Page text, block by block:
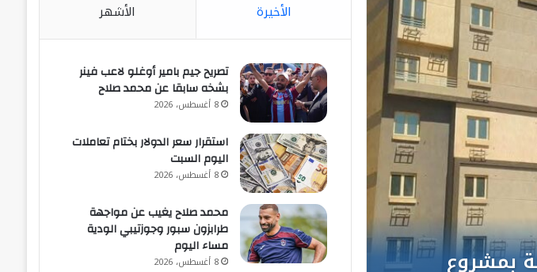
الأخيرة الأشهر
تصريح جيم بامير أوغلو لاعب فينر
بشخه سابقا عن محمد صلاح
8 أغسطس، 2026
استقرار سعر الدولار بختام تعاملات
اليوم السبت
8 أغسطس، 2026
محمد صلاح يغيب عن مواجهة
طرابزون سبور وجوزتيبي الودية
مساء اليوم
8 أغسطس، 2026